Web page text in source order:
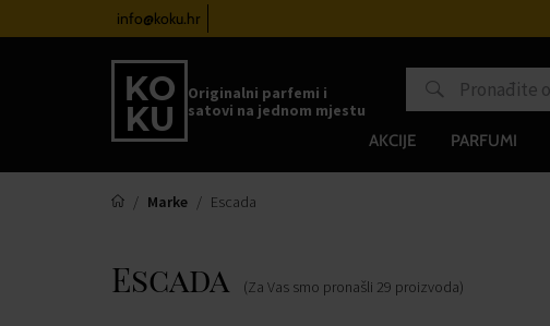
info@koku.hr
Originalni parfemi i
satovi na jednom mjestu
AKCIJE PARFUMI
Marke Escada
Escada (Za Vas smo pronašli 29 proizvoda)